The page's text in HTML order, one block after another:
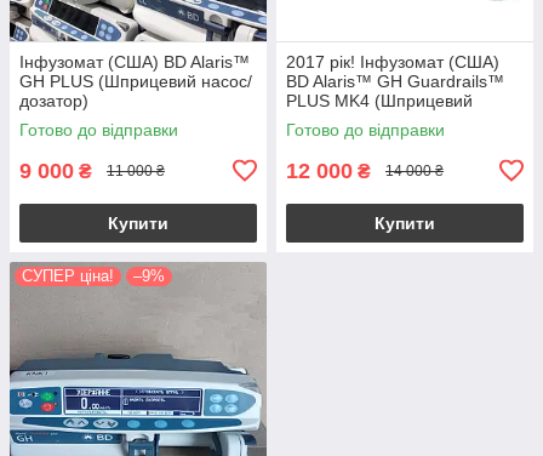
Інфузомат (США) BD Alaris™
GH PLUS (Шприцевий насос/
дозатор)
Готово до відправки
9 000 ₴ 11 000 ₴
Купити
2017 рік! Інфузомат (США)
BD Alaris™ GH Guardrails™
PLUS MK4 (Шприцевий
насос/дозатор)
Готово до відправки
12 000 ₴ 14 000 ₴
Купити
СУПЕР ціна! –9%